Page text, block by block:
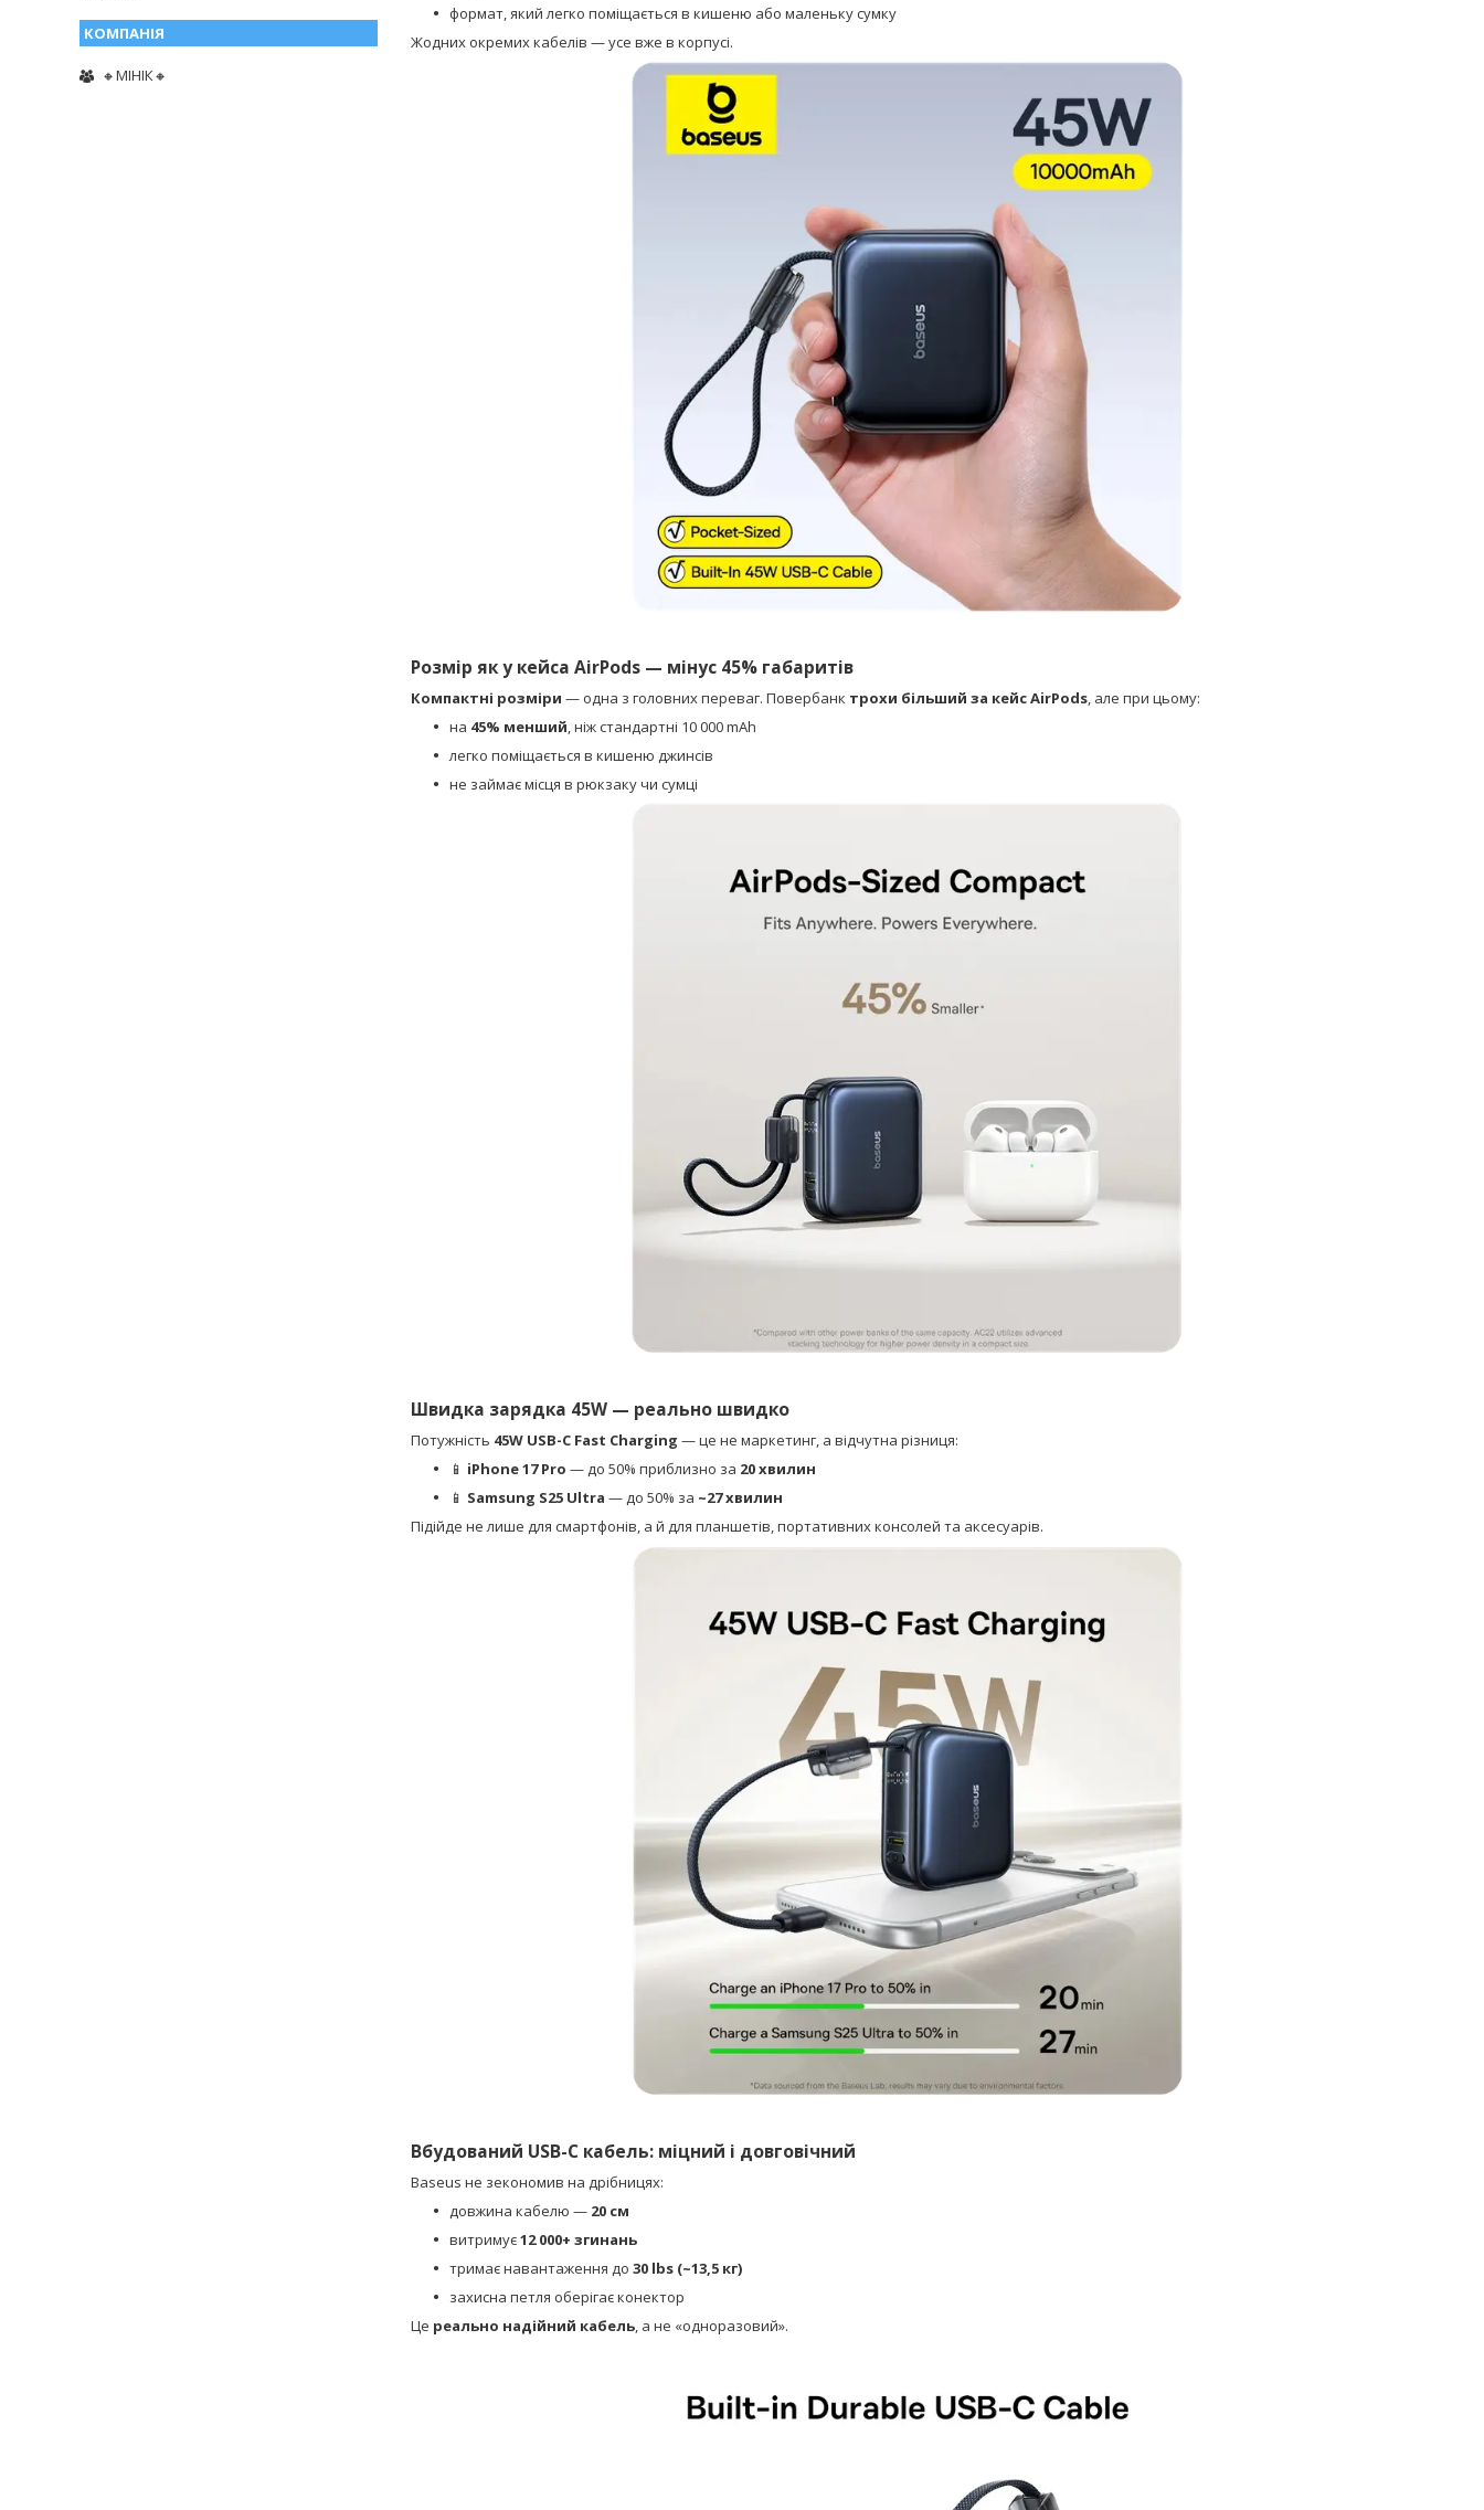
формат, який легко поміщається в кишеню або маленьку сумку
Жодних окремих кабелів — усе вже в корпусі.
Розмір як у кейса AirPods — мінус 45% габаритів
Компактні розміри — одна з головних переваг. Повербанк трохи більший за кейс AirPods , але при цьому:
на 45% менший , ніж стандартні 10 000 mAh
легко поміщається в кишеню джинсів
не займає місця в рюкзаку чи сумці
Швидка зарядка 45W — реально швидко
Потужність 45W USB-C Fast Charging — це не маркетинг, а відчутна різниця:
📱 iPhone 17 Pro — до 50% приблизно за 20 хвилин
📱 Samsung S25 Ultra — до 50% за ~27 хвилин
Підійде не лише для смартфонів, а й для планшетів, портативних консолей та аксесуарів.
Вбудований USB-C кабель: міцний і довговічний
Baseus не зекономив на дрібницях:
довжина кабелю — 20 см
витримує12 000+ згинань
тримає навантаження до 30 lbs (~13,5 кг)
захисна петля оберігає конектор
Це реально надійний кабель , а не «одноразовий».
🔸МІНІК🔸